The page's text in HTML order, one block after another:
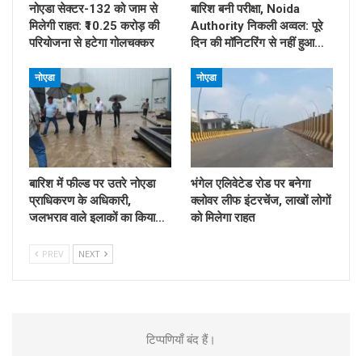
नोएडा सेक्टर-132 को जाम से
मिलेगी राहत: ₹10.25 करोड़ की
परियोजना से हटेगा गोलचक्कर
बारिश बनी परीक्षा, Noida
Authority निकली अव्वल: पूरे
दिन की मॉनिटरिंग से नहीं हुआ…
नोएडा
बारिश में फील्ड पर उतरे नोएडा
प्राधिकरण के अधिकारी,
जलभराव वाले इलाकों का किया…
नोएडा
भंगेल एलिवेटेड रोड पर बनेगा
क्लोवर लीफ इंटरचेंज, लाखों लोगों
को मिलेगा राहत
PREV NEXT
टिप्पणियाँ बंद हैं।